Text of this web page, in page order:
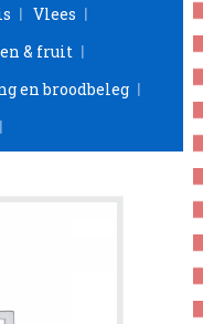
Vlees
& fruit
en broodbeleg